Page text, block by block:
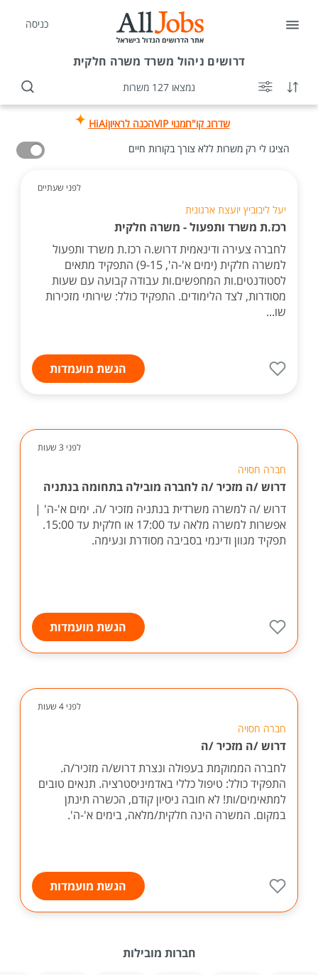
כניסה
דרושים ניהול משרד משרה חלקית
נמצאו 127 משרות
שדרוג קו"חמנוי VIP הכנה לראיוןHiAi
הציגו לי רק משרות ללא צורך בקורות חיים
לפני שעתיים
יעל ליבוביץ יועצת ארגונית
רכז.ת משרד ותפעול - משרה חלקית
לחברה צעירה ודינאמית דרוש.ה רכז.ת משרד ותפעול
למשרה חלקית (ימים א'-ה', 9-15) התפקיד מתאים
לסטודנטים.ות המחפשים.ות עבודה קבועה עם שעות
מסודרות, לצד הלימודים. התפקיד כולל: שירותי מזכירות
שו...
הגשת מועמדות
לפני 3 שעות
חברה חסויה
דרוש /ה מזכיר /ה לחברה מובילה בתחומה בנתניה
דרוש /ה למשרה משרדית בנתניה מזכיר /ה. ימים א'-ה' |
אפשרות למשרה מלאה עד 17:00 או חלקית עד 15:00.
תפקיד מגוון ודינמי בסביבה מסודרת ונעימה.
הגשת מועמדות
לפני 4 שעות
חברה חסויה
דרוש /ה מזכיר /ה
לחברה הממוקמת בעפולה ונצרת דרוש/ה מזכיר/ה.
התפקיד כולל: טיפול כללי באדמיניסטרציה. תנאים טובים
למתאימים/ות! לא חובה ניסיון קודם, הכשרה תינתן
במקום. המשרה הינה חלקית/מלאה, בימים א'-ה'.
הגשת מועמדות
חברות מובילות